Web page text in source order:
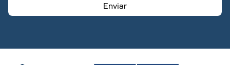
Enviar